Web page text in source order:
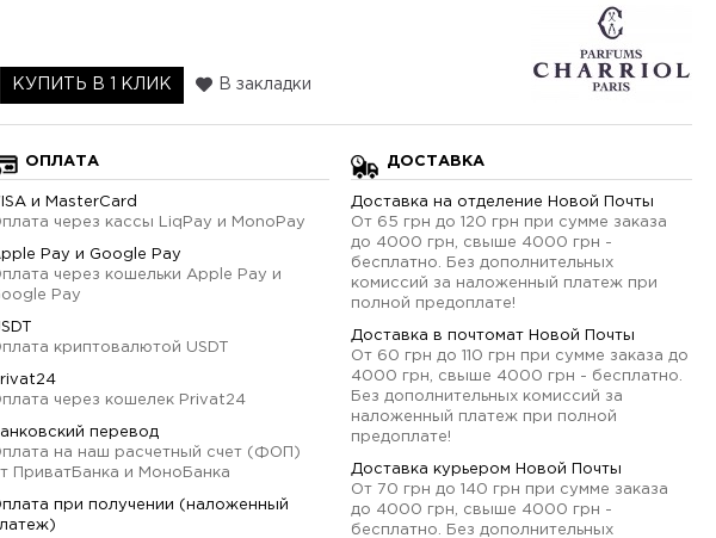
КУПИТЬ В 1 КЛИК В закладки
ОПЛАТА
и MasterCard
через кассы LiqPay и MonoPay
Pay и Google Pay
через кошельки Apple Pay и
Pay
криптовалютой USDT
через кошелек Privat24
перевод
на наш расчетный счет (ФОП)
ПриватБанка и МоноБанка
при получении (наложенный
ДОСТАВКА
Доставка на отделение Новой Почты
От 65 грн до 120 грн при сумме заказа
до 4000 грн, свыше 4000 грн -
бесплатно. Без дополнительных
комиссий за наложенный платеж при
полной предоплате!
Доставка в почтомат Новой Почты
От 60 грн до 110 грн при сумме заказа до
4000 грн, свыше 4000 грн - бесплатно.
Без дополнительных комиссий за
наложенный платеж при полной
предоплате!
Доставка курьером Новой Почты
От 70 грн до 140 грн при сумме заказа
до 4000 грн, свыше 4000 грн -
бесплатно. Без дополнительных